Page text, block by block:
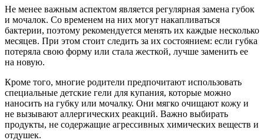
Не менее важным аспектом является регулярная замена губок
и мочалок. Со временем на них могут накапливаться
бактерии, поэтому рекомендуется менять их каждые несколько
месяцев. При этом стоит следить за их состоянием: если губка
потеряла свою форму или стала жесткой, лучше заменить ее
на новую.
Кроме того, многие родители предпочитают использовать
специальные детские гели для купания, которые можно
наносить на губку или мочалку. Они мягко очищают кожу и
не вызывают аллергических реакций. Важно выбирать
продукты, не содержащие агрессивных химических веществ и
отдушек.